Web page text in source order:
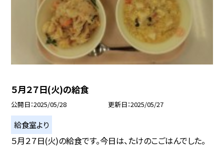
５月２７日(火)の給食
公開日 2025/05/28 更新日 2025/05/27
給食室より
５月２７日(火)の給食です。今日は、たけのこごはんでした。